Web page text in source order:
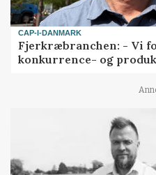
CAP-I-DANMARK
Fjerkræbranchen: - Vi
konkurrence- og